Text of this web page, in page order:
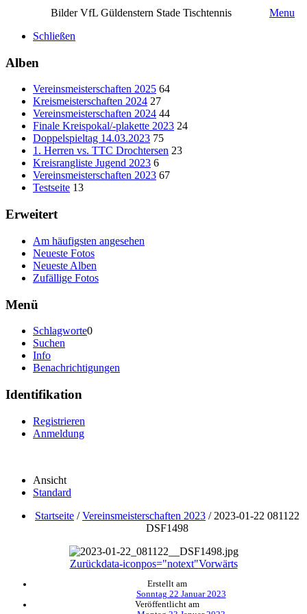
Bilder VfL Güldenstern Stade Tischtennis
Menu
Schließen
Alben
Vereinsmeisterschaften 2025 64
Kreismeisterschaften 2024 27
Vereinsmeisterschaften 2024 44
Finale Kreispokal/-plakette 2023 24
Doppelspieltag 14.03.2023 75
1. Herren vs. TTC Drochtersen 23
Kreisrangliste Jugend 2023 6
Vereinsmeisterschaften 2023 67
Testseite 13
Erweitert
Am häufigsten angesehen
Neueste Fotos
Neueste Alben
Zufällige Fotos
Menü
Schlagworte0
Suchen
Info
Benachrichtigungen
Identifikation
Registrieren
Anmeldung
Ansicht
Standard
Startseite /Vereinsmeisterschaften 2023 / 2023-01-22 081122
DSF1498
Zurückdata-iconpos="notext"Vorwärts
Erstellt am
Sonntag 22 Januar 2023
Veröffentlicht am